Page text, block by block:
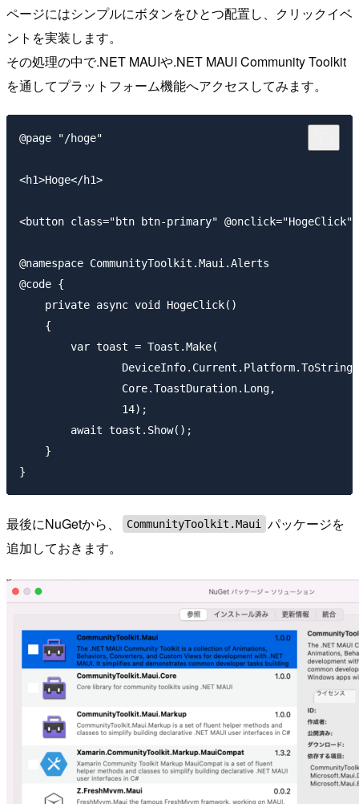
ページにはシンプルにボタンをひとつ配置し、クリックイベ
ントを実装します。
その処理の中で.NET MAUIや.NET MAUI Community Toolkit
を通してプラットフォーム機能へアクセスしてみます。
@page "/hoge"
<h1>Hoge</h1>
<button class="btn btn-primary"
@namespace CommunityToolkit.Maui.Alerts
@code {
    private async void HogeClick()
    {
        var toast = Toast.Make(
                Core.ToastDuration.Long,
                14);
        await toast.Show();
    }
最後にNuGetから、 CommunityToolkit.Maui
パッケージを
追加しておきます。